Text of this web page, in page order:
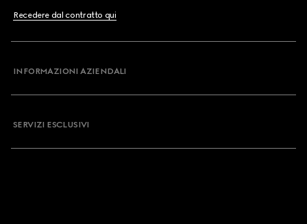
Recedere dal contratto qui
INFORMAZIONI AZIENDALI
SERVIZI ESCLUSIVI